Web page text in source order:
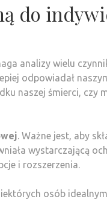
do
analizy wielu
odpowiadał
naszej śmierci, czy
. Ważne jest, aby
wystarczającą
i rozszerzenia.
osób